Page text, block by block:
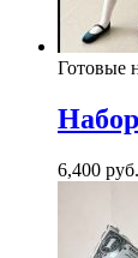
Готовые
6,400 руб.